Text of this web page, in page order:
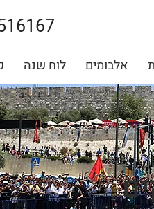
אלבומים לוח שנה